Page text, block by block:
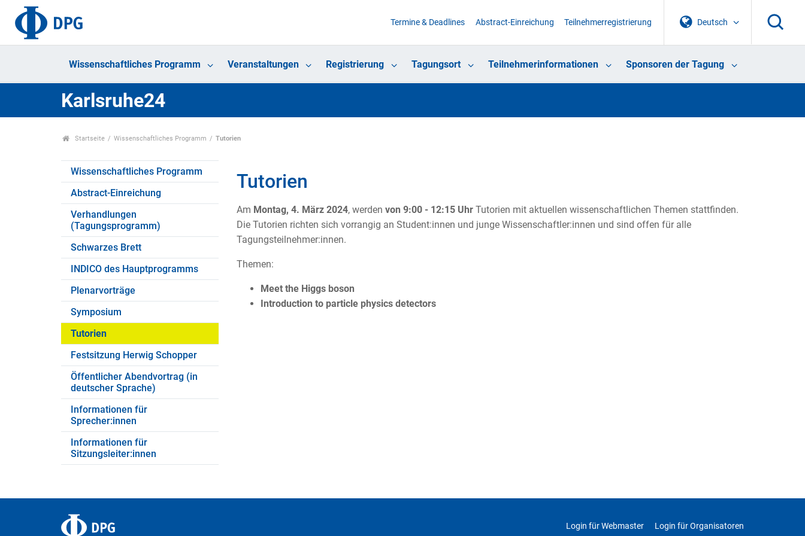
Deutsch
Termine & Deadlines Abstract-Einreichung Teilnehmerregistrierung
Wissenschaftliches Programm Veranstaltungen Registrierung Tagungsort Teilnehmerinformationen Sponsoren der Tagung
Karlsruhe24
Startseite Wissenschaftliches Programm Tutorien
Wissenschaftliches Programm
Abstract-Einreichung
Verhandlungen
(Tagungsprogramm)
Schwarzes Brett
INDICO des Hauptprogramms
Plenarvorträge
Symposium
Tutorien
Festsitzung Herwig Schopper
Öffentlicher Abendvortrag (in
deutscher Sprache)
Informationen für
Sprecher:innen
Informationen für
Sitzungsleiter:innen
Tutorien
Am Montag, 4. März 2024, werden von 9:00 - 12:15 Uhr Tutorien mit aktuellen wissenschaftlichen Themen stattfinden.
Die Tutorien richten sich vorrangig an Student:innen und junge Wissenschaftler:innen und sind offen für alle
Tagungsteilnehmer:innen.
Themen:
Meet the Higgs boson
Introduction to particle physics detectors
Login für Webmaster Login für Organisatoren